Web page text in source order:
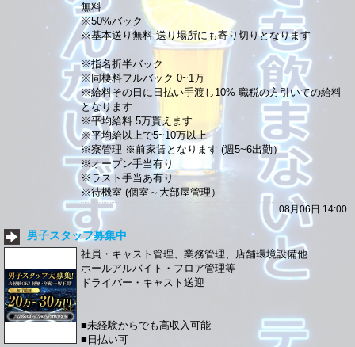
無料
※50%バック
※基本送り無料 送り場所にも寄り切りとなります
※指名折半バック
※同棲料フルバック 0~1万
※給料その日に日払い手渡し10% 職税の方引いての給料
となります
※平均給料 5万貰えます
※平均給以上で5~10万以上
※寮管理 ※前家賃となります (週5~6出勤）
※オープン手当有り
※ラスト手当あ有り
※待機室 (個室～大部屋管理）
08月06日 14:00
男子スタッフ募集中
社員・キャスト管理、業務管理、店舗環境設備他
ホールアルバイト・フロア管理等
ドライバー・キャスト送迎
■未経験からでも高収入可能
■日払い可